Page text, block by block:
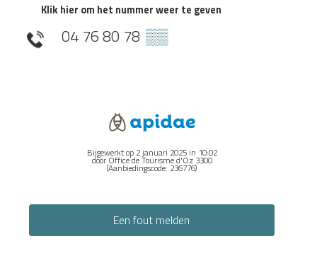
Klik hier om het nummer weer te geven
04 76 80 78 ▒▒
Bijgewerkt op 2 januari 2025 in 10:02
door Office de Tourisme d'Oz 3300
(Aanbiedingscode: 236776)
Een fout melden